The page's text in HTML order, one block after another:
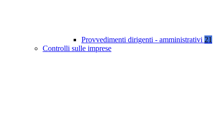
Provvedimenti dirigenti - amministrativi 21
Controlli sulle imprese